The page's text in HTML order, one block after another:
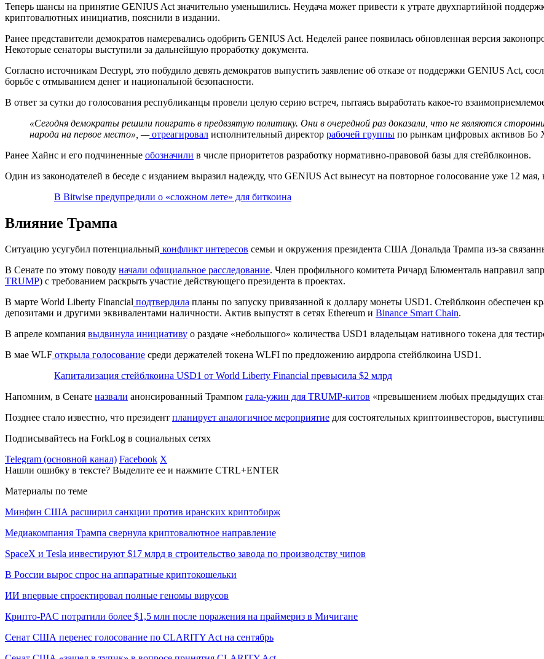
Теперь шансы на принятие GENIUS Act значительно уменьшились. Неудача может привести к утрате двухпартийной
криптовалютных инициатив, пояснили в издании.
Ранее представители демократов намеревались одобрить GENIUS Act. Неделей ранее появилась обновленная версия
Некоторые сенаторы выступили за дальнейшую проработку документа.
Согласно источникам Decrypt, это побудило девять демократов выпустить заявление об отказе от поддержки GENIUS Act,
борьбе с отмыванием денег и национальной безопасности.
В ответ за сутки до голосования республиканцы провели целую серию встреч, пытаясь выработать какое-то
«Сегодня демократы решили поиграть в предвзятую политику. Они в очередной раз доказали, что не являются
народа на первое место», —отреагировал исполнительный директор рабочей группы по рынкам цифровых активов Бо
Ранее Хайнс и его подчиненные обозначили в числе приоритетов разработку нормативно-правовой базы для стейблкоинов.
Один из законодателей в беседе с изданием выразил надежду, что GENIUS Act вынесут на повторное голосование уже 12 мая,
В Bitwise предупредили о «сложном лете» для биткоина
Влияние Трампа
Ситуацию усугубил потенциальный конфликт интересов семьи и окружения президента США Дональда Трампа из-за
В Сенате по этому поводу начали официальное расследование. Член профильного комитета Ричард Блюменталь направил
TRUMP) с требованием раскрыть участие действующего президента в проектах.
В марте World Liberty Financial подтвердила планы по запуску привязанной к доллару монеты USD1. Стейблкоин обеспечен
депозитами и другими эквивалентами наличности. Актив выпустят в сетях Ethereum и Binance Smart Chain.
В апреле компания выдвинула инициативу о раздаче «небольшого» количества USD1 владельцам нативного токена для
В мае WLF открыла голосование среди держателей токена WLFI по предложению аирдропа стейблкоина USD1.
Капитализация стейблкоина USD1 от World Liberty Financial превысила $2 млрд
Напомним, в Сенате назвали анонсированный Трампом гала-ужин для TRUMP-китов «превышением любых предыдущих
Позднее стало известно, что президент планирует аналогичное мероприятие для состоятельных криптоинвесторов,
Подписывайтесь на ForkLog в социальных сетях
Telegram (основной канал) Facebook X
Нашли ошибку в тексте? Выделите ее и нажмите CTRL+ENTER
Материалы по теме
Минфин США расширил санкции против иранских криптобирж
Медиакомпания Трампа свернула криптовалютное направление
SpaceX и Tesla инвестируют $17 млрд в строительство завода по производству чипов
В России вырос спрос на аппаратные криптокошельки
ИИ впервые спроектировал полные геномы вирусов
Крипто-PAC потратили более $1,5 млн после поражения на праймериз в Мичигане
Сенат США перенес голосование по CLARITY Act на сентябрь